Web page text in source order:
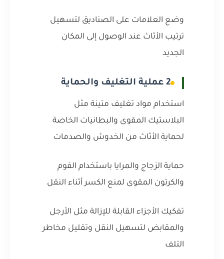
وضع العلامات على الصناديق لتسهيل
ترتيب الأثاث عند الوصول إلى المكان
الجديد
2 عملية التغليف والحماية
استخدام مواد تغليف متينة مثل
البلاستيك المقوى والبطانيات الخاصة
لحماية الأثاث من الخدوش والصدمات
حماية الزجاج والمرايا باستخدام الفوم
والكرتون المقوى لمنع الكسر أثناء النقل
تفكيك الأجزاء القابلة للإزالة مثل الأرجل
والمقابض لتسهيل النقل وتقليل مخاطر
التلف